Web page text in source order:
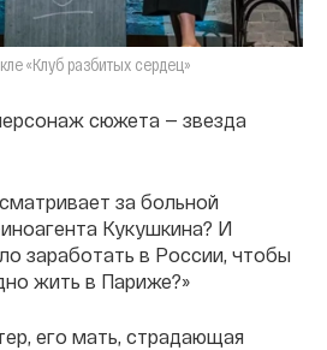
«Клуб разбитых сердец»
сюжета — звезда
за больной
Кукушкина? И
заработать в России, чтобы
жить в Париже?»
его мать, страдающая